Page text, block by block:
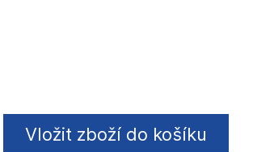
Vložit zboží do košíku